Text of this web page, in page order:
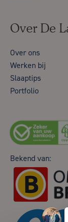
Over De
Over ons
Werken bij
Slaaptips
Portfolio
Bekend van: